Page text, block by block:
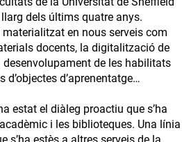
dels últims quatre anys.
materialitzat en nous serveis com
docents, la digitalització de
de les habilitats
d’aprenentatge…
estat el diàleg proactiu que s’ha
i les biblioteques. Una línia
s’ha estès a altres serveis de la